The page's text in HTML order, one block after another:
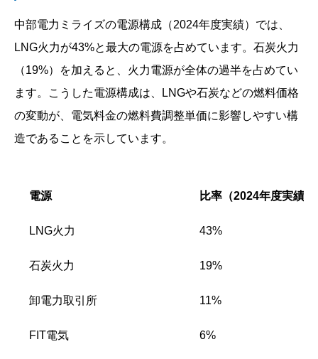
中部電力ミライズの電源構成（2024年度実績）では、
LNG火力が43%と最大の電源を占めています。石炭火力
（19%）を加えると、火力電源が全体の過半を占めてい
ます。こうした電源構成は、LNGや石炭などの燃料価格
の変動が、電気料金の燃料費調整単価に影響しやすい構
造であることを示しています。
電源 比率（2024年度実績）
LNG火力 43%
石炭火力 19%
卸電力取引所 11%
FIT電気 6%